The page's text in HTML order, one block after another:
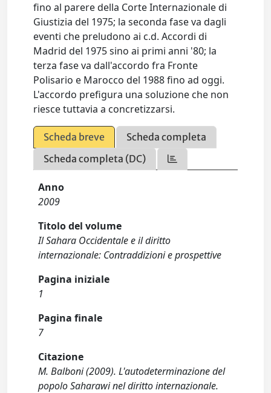
fino al parere della Corte Internazionale di
Giustizia del 1975; la seconda fase va dagli
eventi che preludono ai c.d. Accordi di
Madrid del 1975 sino ai primi anni '80; la
terza fase va dall'accordo fra Fronte
Polisario e Marocco del 1988 fino ad oggi.
L'accordo prefigura una soluzione che non
riesce tuttavia a concretizzarsi.
Scheda breve
Scheda completa
Scheda completa (DC)
Anno
2009
Titolo del volume
Il Sahara Occidentale e il diritto
internazionale: Contraddizioni e prospettive
Pagina iniziale
1
Pagina finale
7
Citazione
M. Balboni (2009). L'autodeterminazione del
popolo Saharawi nel diritto internazionale.